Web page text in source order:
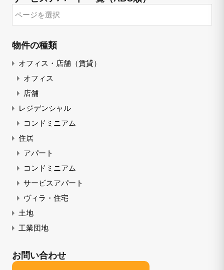
物件の種類
オフィス・店舗（賃貸）
オフィス
店舗
レジデンシャル
コンドミニアム
住居
アパート
コンドミニアム
サービスアパート
ヴィラ・住宅
土地
工業団地
お問い合わせ